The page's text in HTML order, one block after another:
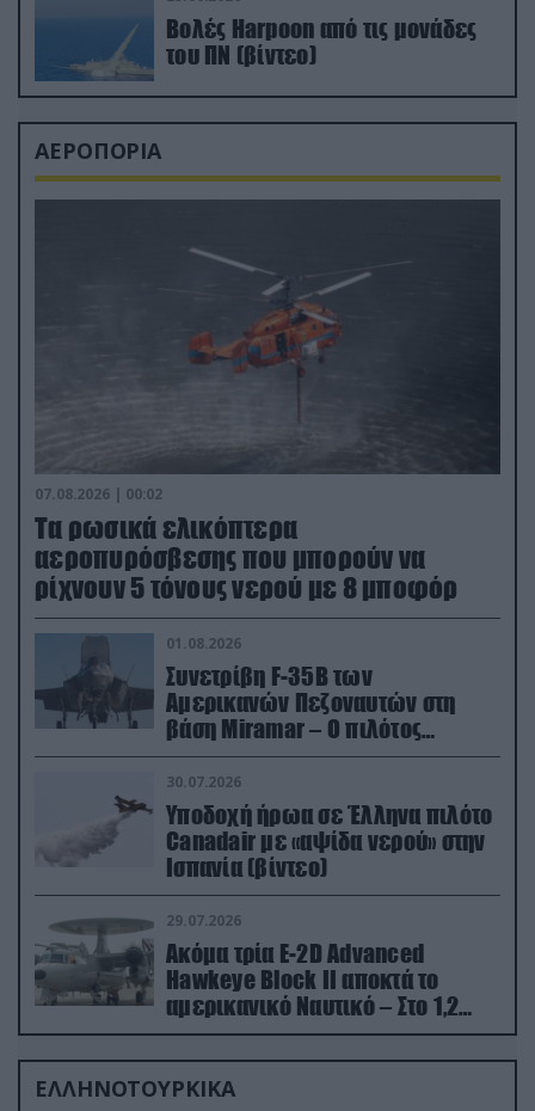
Βολές Harpoon από τις μονάδες
του ΠΝ (βίντεο)
ΑΕΡΟΠΟΡΙΑ
07.08.2026 | 00:02
Τα ρωσικά ελικόπτερα
αεροπυρόσβεσης που μπορούν να
ρίχνουν 5 τόνους νερού με 8 μποφόρ
01.08.2026
Συνετρίβη F-35B των
Αμερικανών Πεζοναυτών στη
βάση Miramar – Ο πιλότος
εκτινάχθηκε εγκαίρως
30.07.2026
Υποδοχή ήρωα σε Έλληνα πιλότο
Canadair με «αψίδα νερού» στην
Ισπανία (βίντεο)
29.07.2026
Ακόμα τρία E-2D Advanced
Hawkeye Block II αποκτά το
αμερικανικό Ναυτικό – Στο 1,2
δισ.δολάρια το κόστος
ΕΛΛΗΝΟΤΟΥΡΚΙΚΑ